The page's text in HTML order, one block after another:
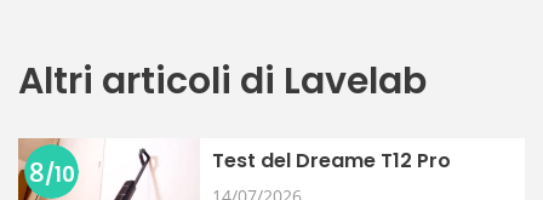
Altri articoli di Lavelab
Test del Dreame T12 Pro
14/07/2026
8/10